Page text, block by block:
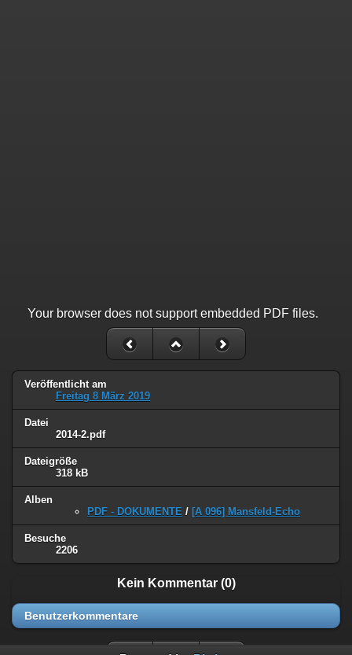
Your browser does not support embedded PDF files.
Veröffentlicht am
Freitag 8 März 2019
Datei
2014-2.pdf
Dateigröße
318 kB
Alben
PDF - DOKUMENTE / [A 096] Mansfeld-Echo
Besuche
2206
Kein Kommentar (0)
Benutzerkommentare